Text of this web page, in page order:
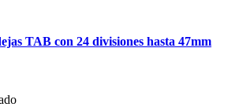
TAB con 24 divisiones hasta 47mm